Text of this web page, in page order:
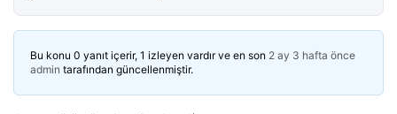
Bu konu 0 yanıt içerir, 1 izleyen vardır ve en son 2 ay 3 hafta önce
admin tarafından güncellenmiştir.